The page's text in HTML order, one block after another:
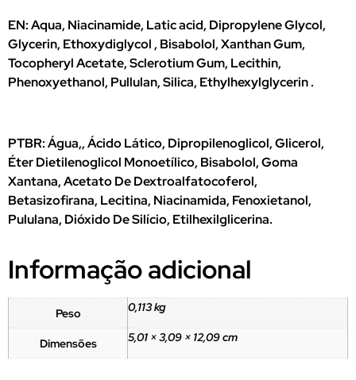
EN: Aqua, Niacinamide, Latic acid, Dipropylene Glycol,
Glycerin, Ethoxydiglycol , Bisabolol, Xanthan Gum,
Tocopheryl Acetate, Sclerotium Gum, Lecithin,
Phenoxyethanol, Pullulan, Silica, Ethylhexylglycerin .
PTBR: Água,, Ácido Lático, Dipropilenoglicol, Glicerol,
Éter Dietilenoglicol Monoetílico, Bisabolol, Goma
Xantana, Acetato De Dextroalfatocoferol,
Betasizofirana, Lecitina, Niacinamida, Fenoxietanol,
Pululana, Dióxido De Silício, Etilhexilglicerina.
Informação adicional
Peso 0,113 kg
Dimensões 5,01 × 3,09 × 12,09 cm